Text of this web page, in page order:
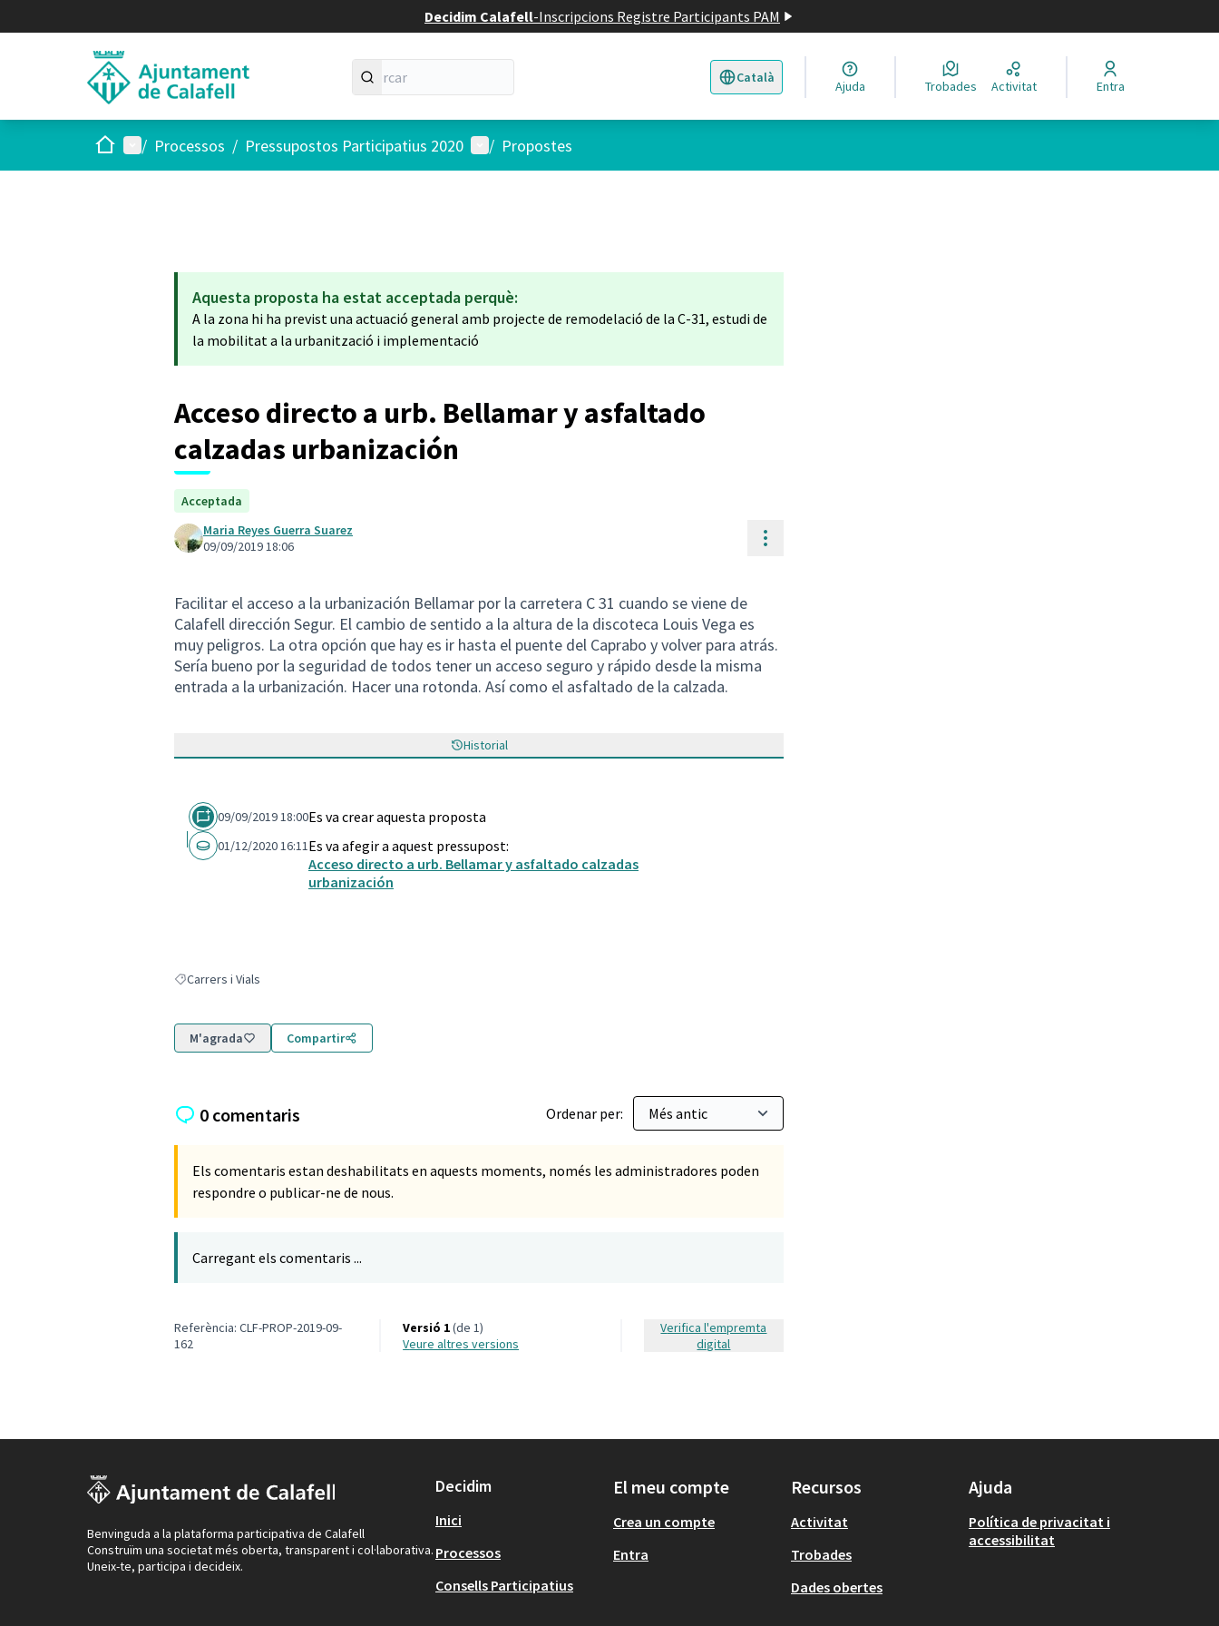
Decidim Calafell-Inscripcions Registre Participants PAM
Català
Triar la llengua Elegir el idioma
Ajuda Trobades Activitat Entra
Inici Menú principal
/ Processos / Pressupostos Participatius 2020 Menú d'usuari
/ Propostes
Aquesta proposta ha estat acceptada perquè:
A la zona hi ha previst una actuació general amb projecte de remodelació de la C-31, estudi de
la mobilitat a la urbanització i implementació
Acceso directo a urb. Bellamar y asfaltado
calzadas urbanización
Acceptada
Maria Reyes Guerra Suarez
09/09/2019 18:06
Controls de recursos
Facilitar el acceso a la urbanización Bellamar por la carretera C 31 cuando se viene de
Calafell dirección Segur. El cambio de sentido a la altura de la discoteca Louis Vega es
muy peligros. La otra opción que hay es ir hasta el puente del Caprabo y volver para atrás.
Sería bueno por la seguridad de todos tener un acceso seguro y rápido desde la misma
entrada a la urbanización. Hacer una rotonda. Así como el asfaltado de la calzada.
Historial
09/09/2019 18:00Es va crear aquesta proposta
01/12/2020 16:11Es va afegir a aquest pressupost:
Acceso directo a urb. Bellamar y asfaltado calzadas
urbanización
Resultats en filtrar per: Carrers i Vials
Carrers i Vials
M'agrada Compartir
0 comentaris Ordenar per:
Els comentaris estan deshabilitats en aquests moments, només les administradores poden
respondre o publicar-ne de nous.
Carregant els comentaris ...
Referència: CLF-PROP-2019-09-
162
Versió 1(de 1)
veure altres versions
Verifica l'empremta
digital
Benvinguda a la plataforma participativa de Calafell
Construïm una societat més oberta, transparent i col·laborativa.
Uneix-te, participa i decideix.
Decidim
Inici
Processos
Consells Participatius
El meu compte
Crea un compte
Entra
Recursos
Activitat
Trobades
Dades obertes
Ajuda
Política de privacitat i
accessibilitat